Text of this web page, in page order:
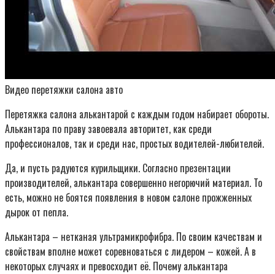
Видео перетяжки салона авто
Перетяжка салона алькантарой с каждым годом набирает обороты.
Алькантара по праву завоевала авторитет, как среди
профессионалов, так и среди нас, простых водителей-любителей.
Да, и пусть радуются курильщики. Согласно презентации
производителей, алькантара совершенно негорючий материал. То
есть, можно не боятся появления в новом салоне прожженных
дырок от пепла.
Алькантара – нетканая ультрамикрофибра. По своим качествам и
свойствам вполне может соревноваться с лидером – кожей. А в
некоторых случаях и превосходит её. Почему алькантара